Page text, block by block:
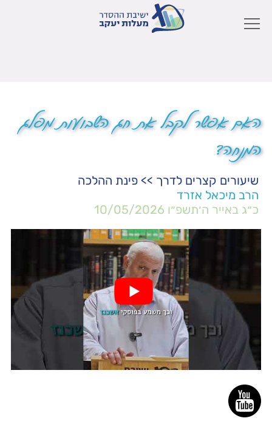
האם אפשר לקבל את חג השבועות מפלג
המנחה?
שיעורים קצרים לדרך >> פינת ההלכה
הרב מיכאל אזרד
כ״ג באייר ה׳תשפ״ו 10/05/2026